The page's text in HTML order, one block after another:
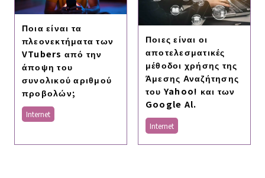
Ποια είναι τα
πλεονεκτήματα των
VTubers από την
άποψη του
συνολικού αριθμού
προβολών;
Internet
Ποιες είναι οι
αποτελεσματικές
μέθοδοι χρήσης της
Άμεσης Αναζήτησης
του Yahoo! και των
Google Al.
Internet